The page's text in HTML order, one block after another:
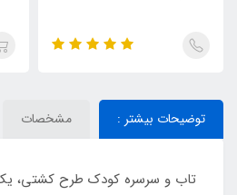
توضیحات بیشتر : مشخصات
تاب و سرسره کودک طرح کشتی،